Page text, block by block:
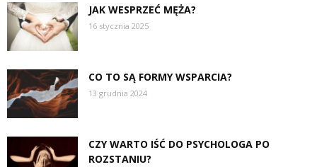
JAK WESPRZEĆ MĘŻA?
16 stycznia 2025
CO TO SĄ FORMY WSPARCIA?
13 grudnia 2024
CZY WARTO IŚĆ DO PSYCHOLOGA PO
ROZSTANIU?